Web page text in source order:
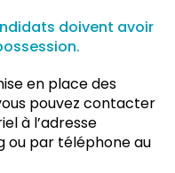
doivent avoir
en place des
pouvez contacter
à l’adresse
ou par téléphone au